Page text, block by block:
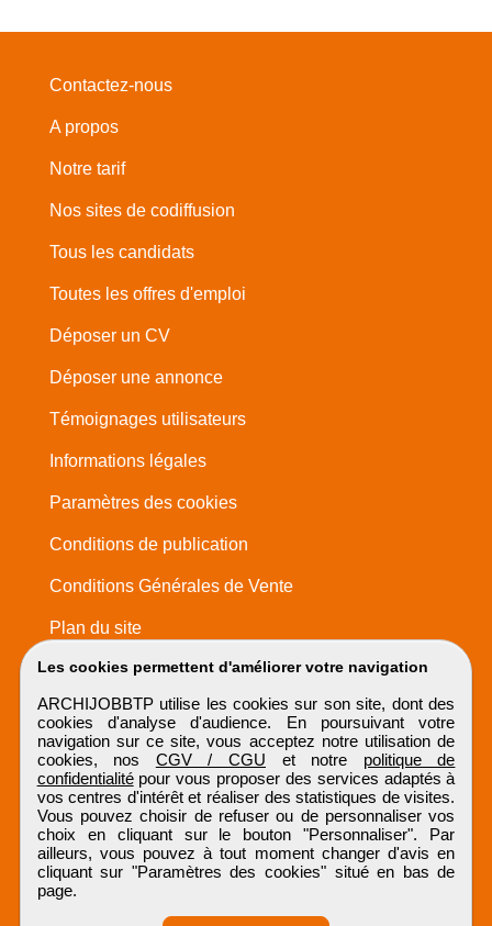
Les cookies permettent d'améliorer votre navigation
ARCHIJOBBTP utilise les cookies sur son site, dont des
cookies d'analyse d'audience. En poursuivant votre
navigation sur ce site, vous acceptez notre utilisation de
cookies, nos CGV / CGU et notre politique de
confidentialitépour vous proposer des services adaptés à
vos centres d'intérêt et réaliser des statistiques de visites.
Vous pouvez choisir de refuser ou de personnaliser vos
choix en cliquant sur le bouton "Personnaliser". Par
ailleurs, vous pouvez à tout moment changer d'avis en
cliquant sur "Paramètres des cookies" situé en bas de
page.
Contactez-nous
A propos
Notre tarif
Nos sites de codiffusion
Tous les candidats
Toutes les offres d'emploi
Déposer un CV
Déposer une annonce
Témoignages utilisateurs
Informations légales
Paramètres des cookies
Conditions de publication
Conditions Générales de Vente
Plan du site